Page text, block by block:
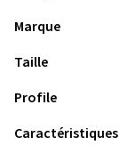
Marque
Taille
Profile